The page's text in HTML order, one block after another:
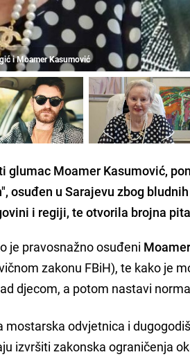
i Moamer Kasumović
glumac Moamer Kasumović,
osuđen u Sarajevu zbog
i regiji, te otvorila brojna
je pravosnažno osuđeni
zakonu FBiH), te kako je
djecom, a potom nastavi
mostarska odvjetnica i
izvršiti zakonska ograničenja